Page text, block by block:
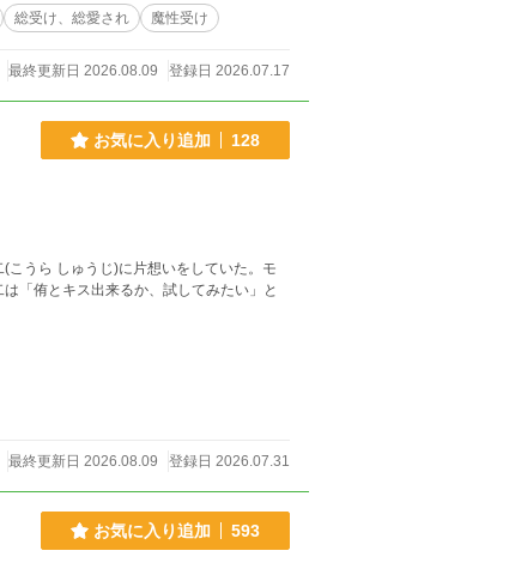
総受け、総愛され 魔性受け
最終更新日 2026.08.09 登録日 2026.07.17
お気に入り追加 128
うら しゅうじ)に片想いをしていた。モ
「侑とキス出来るか、試してみたい」と
最終更新日 2026.08.09 登録日 2026.07.31
お気に入り追加 593